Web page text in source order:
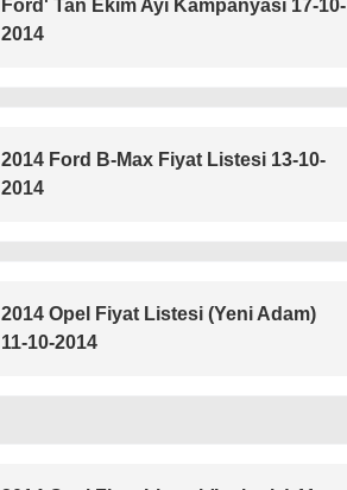
Ford' Tan Ekim Ayı Kampanyası 17-10-
2014
2014 Ford B-Max Fiyat Listesi 13-10-
2014
2014 Opel Fiyat Listesi (Yeni Adam)
11-10-2014